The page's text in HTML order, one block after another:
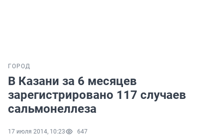
ГОРОД
В Казани за 6 месяцев
зарегистрировано 117 случаев
сальмонеллеза
17 июля 2014, 10:23 647